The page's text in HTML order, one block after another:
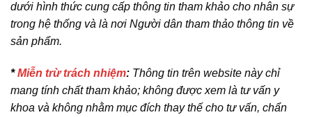
dưới hình thức cung cấp thông tin tham khảo cho nhân sự
trong hệ thống và là nơi Người dân tham thảo thông tin về
sản phẩm.
*Miễn trừ trách nhiệm: Thông tin trên website này chỉ
mang tính chất tham khảo; không được xem là tư vấn y
khoa và không nhằm mục đích thay thế cho tư vấn, chẩn